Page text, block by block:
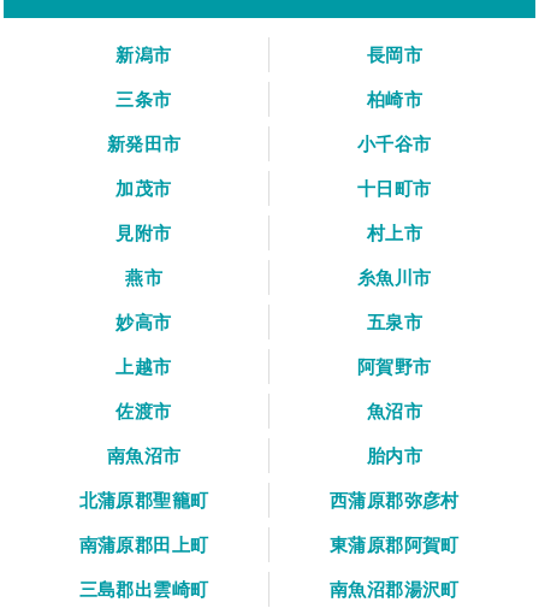
新潟市
長岡市
三条市
柏崎市
新発田市
小千谷市
加茂市
十日町市
見附市
村上市
燕市
糸魚川市
妙高市
五泉市
上越市
阿賀野市
佐渡市
魚沼市
南魚沼市
胎内市
北蒲原郡聖籠町
西蒲原郡弥彦村
南蒲原郡田上町
東蒲原郡阿賀町
三島郡出雲崎町
南魚沼郡湯沢町